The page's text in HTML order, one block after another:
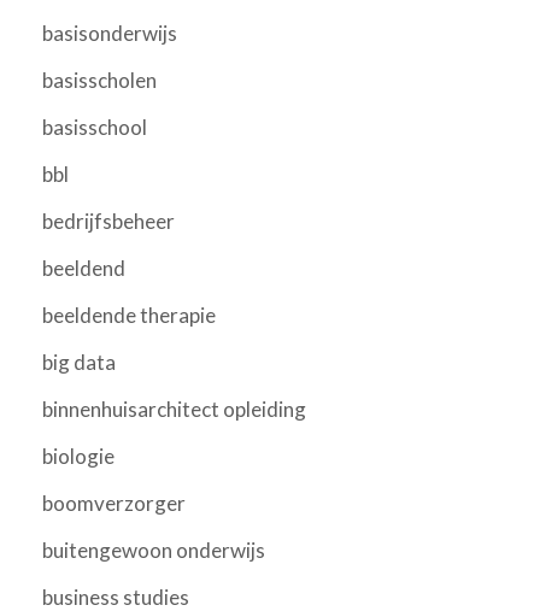
basisonderwijs
basisscholen
basisschool
bbl
bedrijfsbeheer
beeldend
beeldende therapie
big data
binnenhuisarchitect opleiding
biologie
boomverzorger
buitengewoon onderwijs
business studies